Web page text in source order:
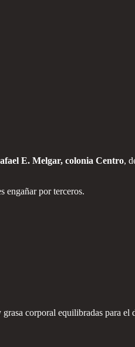
E. Melgar, colonia Centro,
engañar por terceros.
corporal equilibradas para el